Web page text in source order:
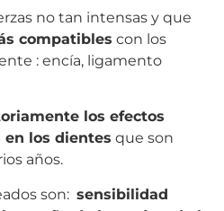
no tan intensas y que
compatibles con los
: encía, ligamento
los efectos
los dientes que son
años.
son: sensibilidad